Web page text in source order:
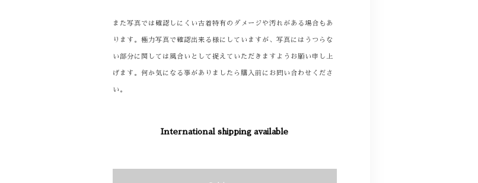
また写真では確認しにくい古着特有のダメージや汚れがある場合もあ
ります。極力写真で確認出来る様にしていますが、写真にはうつらな
い部分に関しては風合いとして捉えていただきますようお願い申し上
げます。何か気になる事がありましたら購入前にお問い合わせくださ
い。
International shipping available